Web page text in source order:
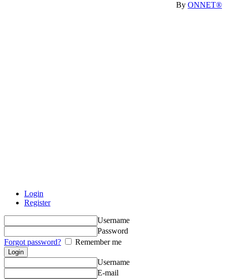
By ONNET®
Login
Register
Username
Password
Forgot password?
Remember me
Username
E-mail